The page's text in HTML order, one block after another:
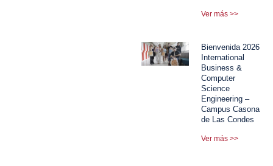
Ver más >>
Bienvenida 2026
International
Business &
Computer
Science
Engineering –
Campus Casona
de Las Condes
Ver más >>